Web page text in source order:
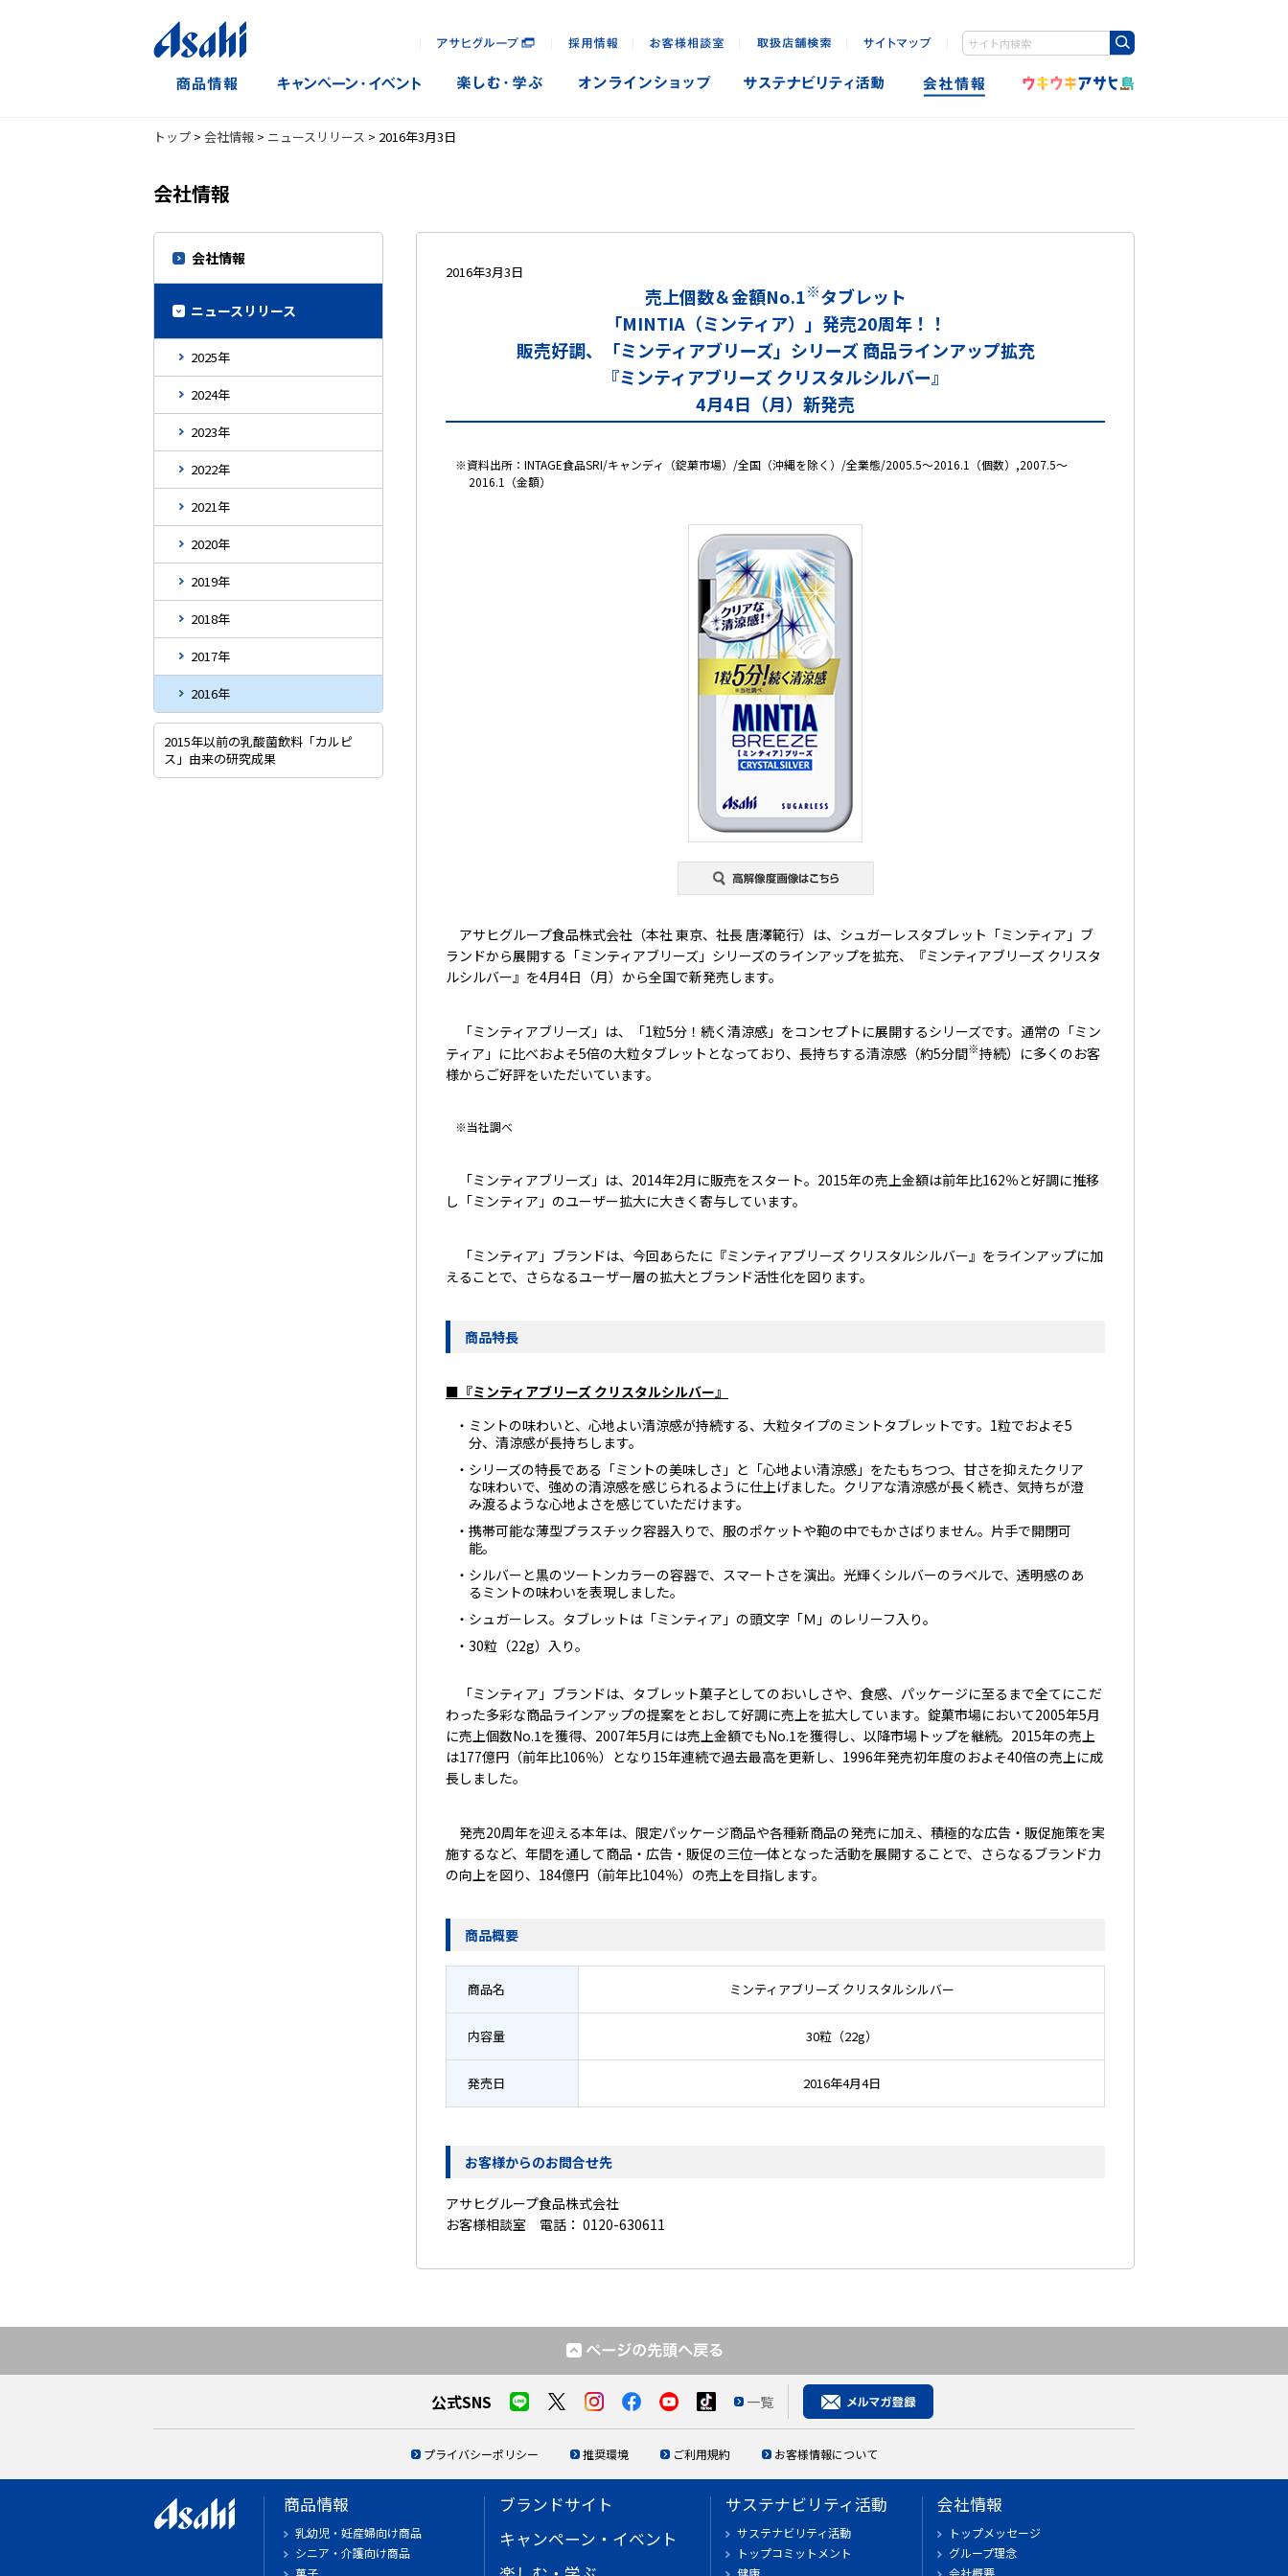
Write your search query here
トップ > 会社情報 > ニュースリリース > 2016年3月3日
会社情報
会社情報
ニュースリリース
2025年
2024年
2023年
2022年
2021年
2020年
2019年
2018年
2017年
2016年
2015年以前の乳酸菌飲料「カルピ
ス」由来の研究成果
2016年3月3日
売上個数＆金額No.1※タブレット
「MINTIA（ミンティア）」発売20周年！！
販売好調、「ミンティアブリーズ」シリーズ 商品ラインアップ拡充
『ミンティアブリーズ クリスタルシルバー』
4月4日（月）新発売
※資料出所：INTAGE食品SRI/キャンディ（錠菓市場）/全国（沖縄を除く）/全業態/2005.5～2016.1（個数）,2007.5～
2016.1（金額）
アサヒグループ食品株式会社（本社 東京、社長 唐澤範行）は、シュガーレスタブレット「ミンティア」ブ
ランドから展開する「ミンティアブリーズ」シリーズのラインアップを拡充、『ミンティアブリーズ クリスタ
ルシルバー』を4月4日（月）から全国で新発売します。
「ミンティアブリーズ」は、「1粒5分！続く清涼感」をコンセプトに展開するシリーズです。通常の「ミン
ティア」に比べおよそ5倍の大粒タブレットとなっており、長持ちする清涼感（約5分間※持続）に多くのお客
様からご好評をいただいています。
※当社調べ
「ミンティアブリーズ」は、2014年2月に販売をスタート。2015年の売上金額は前年比162％と好調に推移
し「ミンティア」のユーザー拡大に大きく寄与しています。
「ミンティア」ブランドは、今回あらたに『ミンティアブリーズ クリスタルシルバー』をラインアップに加
えることで、さらなるユーザー層の拡大とブランド活性化を図ります。
商品特長
■『ミンティアブリーズ クリスタルシルバー』
・ミントの味わいと、心地よい清涼感が持続する、大粒タイプのミントタブレットです。1粒でおよそ5
分、清涼感が長持ちします。
・シリーズの特長である「ミントの美味しさ」と「心地よい清涼感」をたもちつつ、甘さを抑えたクリア
な味わいで、強めの清涼感を感じられるように仕上げました。クリアな清涼感が長く続き、気持ちが澄
み渡るような心地よさを感じていただけます。
・携帯可能な薄型プラスチック容器入りで、服のポケットや鞄の中でもかさばりません。片手で開閉可
能。
・シルバーと黒のツートンカラーの容器で、スマートさを演出。光輝くシルバーのラベルで、透明感のあ
るミントの味わいを表現しました。
・シュガーレス。タブレットは「ミンティア」の頭文字「Ｍ」のレリーフ入り。
・30粒（22g）入り。
「ミンティア」ブランドは、タブレット菓子としてのおいしさや、食感、パッケージに至るまで全てにこだ
わった多彩な商品ラインアップの提案をとおして好調に売上を拡大しています。錠菓市場において2005年5月
に売上個数No.1を獲得、2007年5月には売上金額でもNo.1を獲得し、以降市場トップを継続。2015年の売上
は177億円（前年比106％）となり15年連続で過去最高を更新し、1996年発売初年度のおよそ40倍の売上に成
長しました。
発売20周年を迎える本年は、限定パッケージ商品や各種新商品の発売に加え、積極的な広告・販促施策を実
施するなど、年間を通して商品・広告・販促の三位一体となった活動を展開することで、さらなるブランド力
の向上を図り、184億円（前年比104％）の売上を目指します。
商品概要
商品名 ミンティアブリーズ クリスタルシルバー
内容量 30粒（22g）
発売日 2016年4月4日
お客様からのお問合せ先
アサヒグループ食品株式会社
お客様相談室 電話： 0120-630611
公式SNS 一覧
プライバシーポリシー 推奨環境 ご利用規約 お客様情報について
商品情報
乳幼児・妊産婦向け商品
シニア・介護向け商品
菓子
ブランドサイト
キャンペーン・イベント
サステナビリティ活動
サステナビリティ活動
トップコミットメント
健康
会社情報
トップメッセージ
グループ理念
会社概要